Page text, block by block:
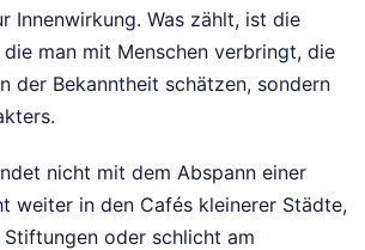
Innenwirkung. Was zählt, ist die
man mit Menschen verbringt, die
der Bekanntheit schätzen, sondern
nicht mit dem Abspann einer
weiter in den Cafés kleinerer Städte,
oder schlicht am